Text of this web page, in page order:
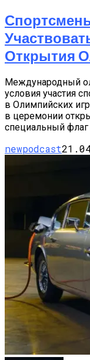
Открытия
Международный
условия участия
в Олимпийских
в церемонии
специальный флаг
newpodcast